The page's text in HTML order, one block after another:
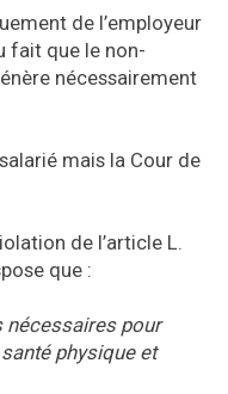
de l’employeur
fait que le non-
nécessairement
mais la Cour de
de l’article L.
que :
nécessaires pour
physique et